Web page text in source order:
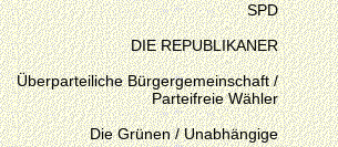
SPD
DIE REPUBLIKANER
Überparteiliche Bürgergemeinschaft /
Parteifreie Wähler
Die Grünen / Unabhängige